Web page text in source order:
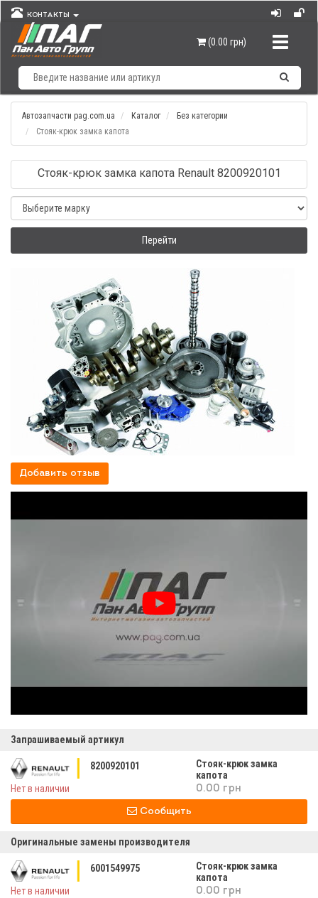
КОНТАКТЫ
(0.00 грн)
Автозапчасти pag.com.ua Каталог
Без категории
Стояк-крюк замка капота
Стояк-крюк замка капота Renault 8200920101
Перейти
Добавить отзыв
Запрашиваемый артикул
8200920101
Стояк-крюк замка
капота
Нет в наличии
0.00 грн
Сообщить
Оригинальные замены производителя
6001549975
Стояк-крюк замка
капота
Нет в наличии
0.00 грн